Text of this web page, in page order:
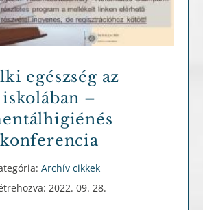
egészség az
iskolában –
konferencia
Archív cikkek
2022. 09. 28.